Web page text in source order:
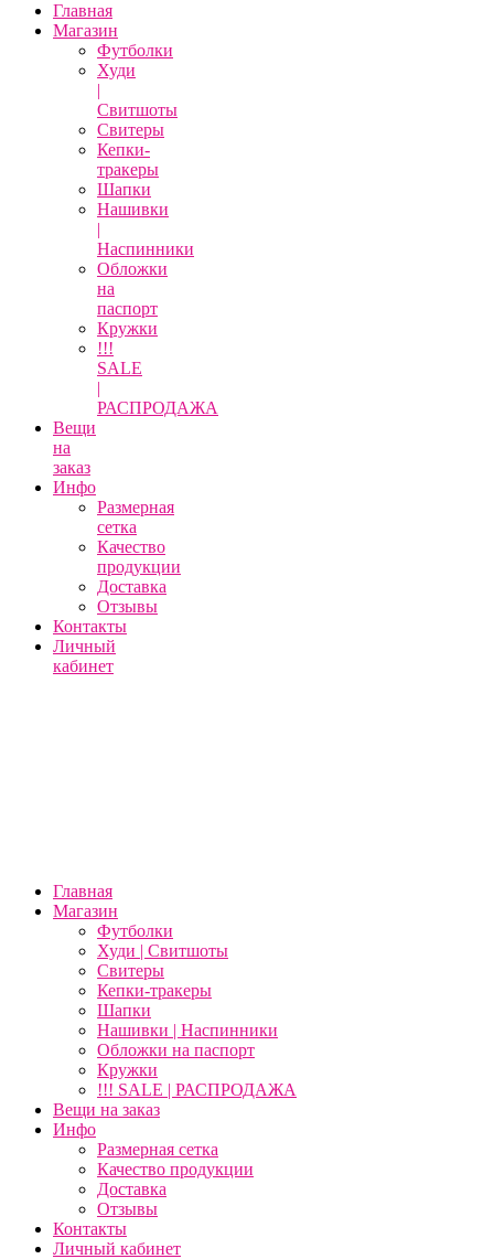
Главная
Магазин
Футболки
Худи
|
Свитшоты
Свитеры
Кепки-
тракеры
Шапки
Нашивки
|
Наспинники
Обложки
на
паспорт
Кружки
!!!
SALE
|
РАСПРОДАЖА
Вещи
на
заказ
Инфо
Размерная
сетка
Качество
продукции
Доставка
Отзывы
Контакты
Личный
кабинет
Главная
Магазин
Футболки
Худи | Свитшоты
Свитеры
Кепки-тракеры
Шапки
Нашивки | Наспинники
Обложки на паспорт
Кружки
!!! SALE | РАСПРОДАЖА
Вещи на заказ
Инфо
Размерная сетка
Качество продукции
Доставка
Отзывы
Контакты
Личный кабинет